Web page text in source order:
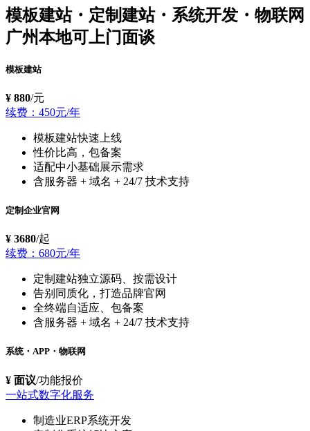
模板建站・定制建站・系统开发・物联网
广州本地可上门面谈
模板建站
¥ 880/元
续费：450元/年
模板建站快速上线
性价比高，包备案
适配中小基础展示需求
含服务器 + 域名 + 24/7 技术支持
定制企业官网
¥ 3680/起
续费：680元/年
定制建站独立源码、按需设计
告别同质化，打造品牌官网
全终端自适应、包备案
含服务器 + 域名 + 24/7 技术支持
系统・APP・物联网
¥ 面议/功能报价
一站式数字化服务
制造业ERP系统开发